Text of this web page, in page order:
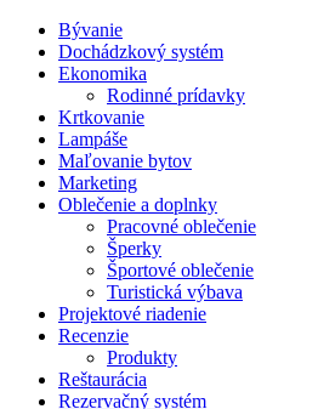
Bývanie
Dochádzkový systém
Ekonomika
Rodinné prídavky
Krtkovanie
Lampáše
Maľovanie bytov
Marketing
Oblečenie a doplnky
Pracovné oblečenie
Šperky
Športové oblečenie
Turistická výbava
Projektové riadenie
Recenzie
Produkty
Reštaurácia
Rezervačný systém